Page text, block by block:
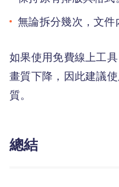
無論拆分幾次，文件
如果使用免費線上工
畫質下降，因此建議
質。
總結